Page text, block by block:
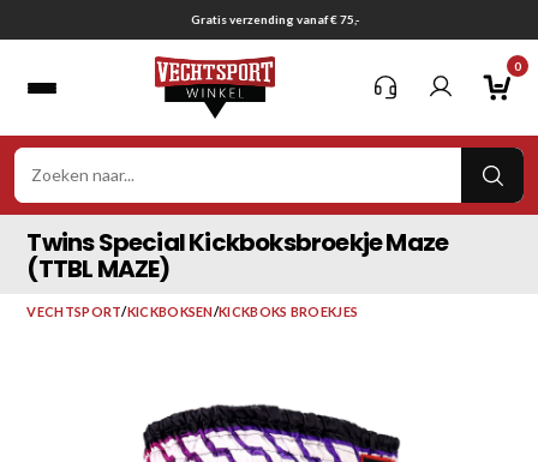
naar
Gratis verzending vanaf € 75,-
0
Twins Special Kickboksbroekje Maze
(TTBL MAZE)
VECHTSPORT/KICKBOKSEN/KICKBOKS BROEKJES